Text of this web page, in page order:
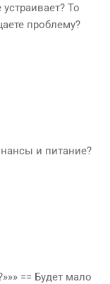
То
проблему?
и питание?
== Будет мало